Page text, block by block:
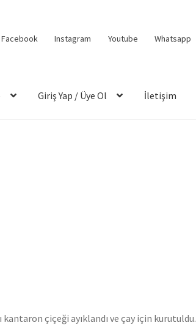
Facebook Instagram Youtube Whatsapp
Giriş Yap / Üye Ol İletişim
çiçeği ayıklandı ve çay için kurutuldu.